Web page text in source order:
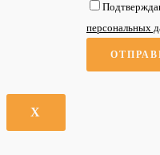
персональных
X